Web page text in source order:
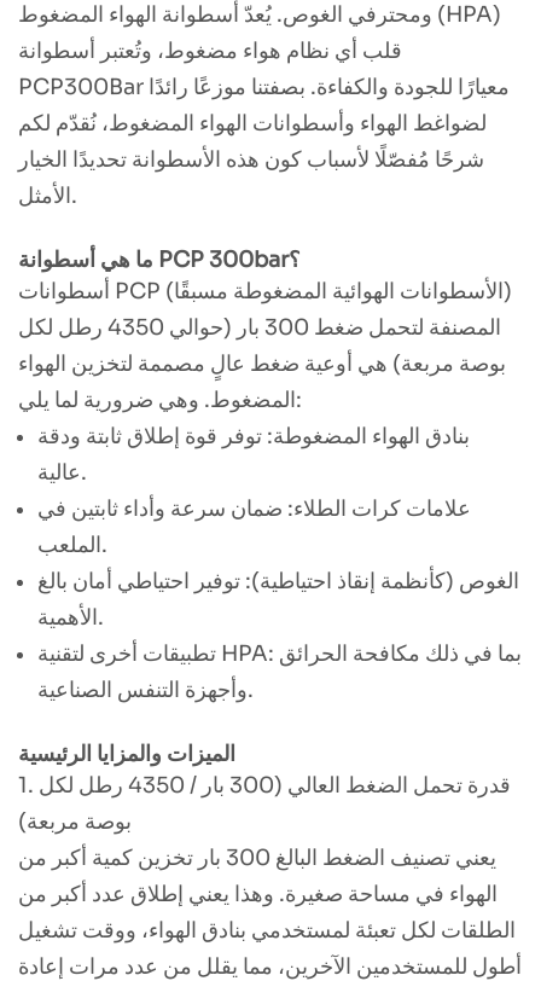
ومحترفي الغوص. يُعدّ أسطوانة الهواء المضغوط (HPA)
قلب أي نظام هواء مضغوط، وتُعتبر أسطوانة
PCP300Bar معيارًا للجودة والكفاءة. بصفتنا موزعًا رائدًا
لضواغط الهواء وأسطوانات الهواء المضغوط، نُقدّم لكم
شرحًا مُفصّلًا لأسباب كون هذه الأسطوانة تحديدًا الخيار
الأمثل.
ما هي أسطوانة PCP 300bar؟
أسطوانات PCP (الأسطوانات الهوائية المضغوطة مسبقًا)
المصنفة لتحمل ضغط 300 بار (حوالي 4350 رطل لكل
بوصة مربعة) هي أوعية ضغط عالٍ مصممة لتخزين الهواء
المضغوط. وهي ضرورية لما يلي:
بنادق الهواء المضغوطة: توفر قوة إطلاق ثابتة ودقة
عالية.
علامات كرات الطلاء: ضمان سرعة وأداء ثابتين في
الملعب.
الغوص (كأنظمة إنقاذ احتياطية): توفير احتياطي أمان بالغ
الأهمية.
تطبيقات أخرى لتقنية HPA: بما في ذلك مكافحة الحرائق
وأجهزة التنفس الصناعية.
الميزات والمزايا الرئيسية
1. قدرة تحمل الضغط العالي (300 بار / 4350 رطل لكل
بوصة مربعة)
يعني تصنيف الضغط البالغ 300 بار تخزين كمية أكبر من
الهواء في مساحة صغيرة. وهذا يعني إطلاق عدد أكبر من
الطلقات لكل تعبئة لمستخدمي بنادق الهواء، ووقت تشغيل
أطول للمستخدمين الآخرين، مما يقلل من عدد مرات إعادة